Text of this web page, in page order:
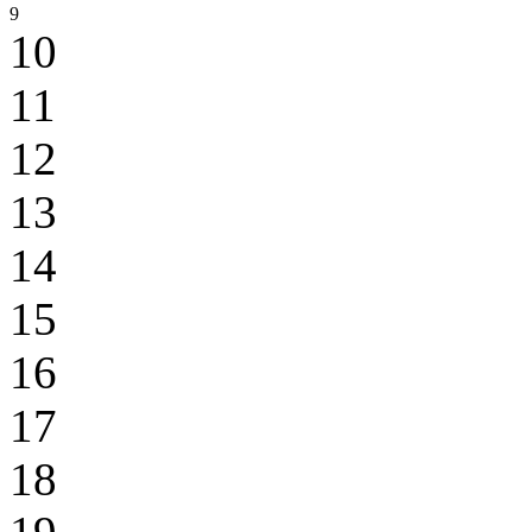
9
10
11
12
13
14
15
16
17
18